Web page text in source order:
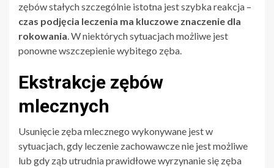
zębów stałych szczególnie istotna jest szybka reakcja –
czas podjęcia leczenia ma kluczowe znaczenie dla
rokowania. W niektórych sytuacjach możliwe jest
ponowne wszczepienie wybitego zęba.
Ekstrakcje zębów
mlecznych
Usunięcie zęba mlecznego wykonywane jest w
sytuacjach, gdy leczenie zachowawcze nie jest możliwe
lub gdy ząb utrudnia prawidłowe wyrzynanie się zęba